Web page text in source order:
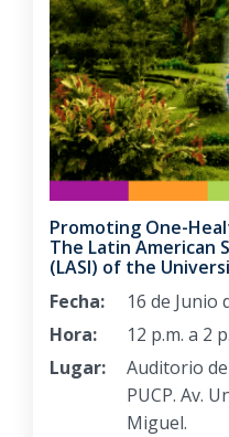
Promoting One-
The Latin American
(LASI) of the
Fecha:
16 de Junio
Hora:
12 p.m. a 2
Lugar:
Auditorio
PUCP. Av.
Miguel.